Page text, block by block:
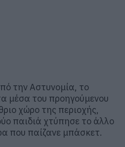
την Αστυνομία, το
μέσα του προηγούμενου
χώρο της περιοχής,
παιδιά χτύπησε το άλλο
που παίζανε μπάσκετ.